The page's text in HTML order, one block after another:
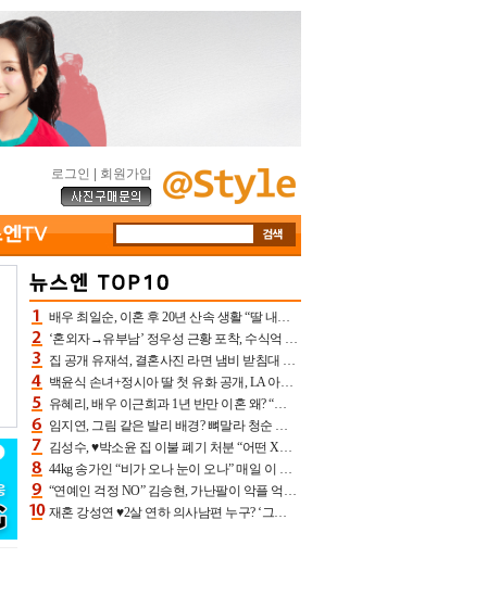
로그인 회원가입
배우 최일순, 이혼 후 20년 산속 생활 “딸 내가 버렸다고 원망‥맘 아파”(특종)[어제TV]
‘혼외자→유부남’ 정우성 근황 포착, 수식억 해킹 피해 후배 만났다 “존경하는”
집 공개 유재석, 결혼사진 라면 냄비 받침대 되고 분노‥가족사진도 피해(놀뭐)[어제TV]
백윤식 손녀+정시아 딸 첫 유화 공개, LA 아트쇼→서울국제조각페스타 작가다운 수준급 실력
유혜리, 배우 이근희과 1년 반만 이혼 왜? “식칼 꽂고 의자 던져” 충격 폭로(특종)[어제TV]
임지연, 그림 같은 발리 배경? 뼈말라 청순 비키니 핏에 상대 안 되네
김성수, ♥박소윤 집 이불 폐기 처분 “어떤 X이랑 썼을지 몰라” 질투(신랑수업2)[어제TV]
44kg 송가인 “비가 오나 눈이 오나” 매일 이 운동, 허벅지 근육량 상승+체지방 감소
“연예인 걱정 NO” 김승현, 가난팔이 악플 억울할만‥아내+딸과 日 여행
재혼 강성연 ♥2살 연하 의사남편 누구? ‘그알’ 자문의에 훈남 비주얼 초엘리트 스펙 [종합]